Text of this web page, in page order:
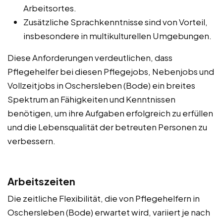
Arbeitsortes.
Zusätzliche Sprachkenntnisse sind von Vorteil,
insbesondere in multikulturellen Umgebungen.
Diese Anforderungen verdeutlichen, dass
Pflegehelfer bei diesen Pflegejobs, Nebenjobs und
Vollzeitjobs in Oschersleben (Bode) ein breites
Spektrum an Fähigkeiten und Kenntnissen
benötigen, um ihre Aufgaben erfolgreich zu erfüllen
und die Lebensqualität der betreuten Personen zu
verbessern.
Arbeitszeiten
Die zeitliche Flexibilität, die von Pflegehelfern in
Oschersleben (Bode) erwartet wird, variiert je nach